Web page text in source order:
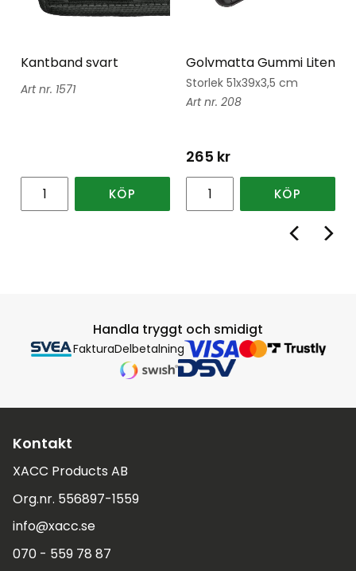
Kantband svart
1571
KÖP
Golvmatta Gummi Liten
Storlek 51x39x3,5 cm
208
265 kr
KÖP
Handla tryggt och smidigt
FakturaDelbetalning
Kontakt
XACC Products AB
Org.nr. 556897-1559
info@xacc.se
070 - 559 78 87